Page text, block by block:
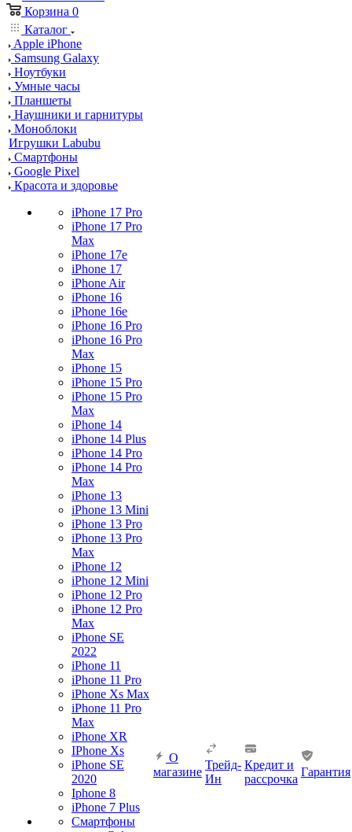
Корзина 0
Каталог
Apple iPhone
Samsung Galaxy
Ноутбуки
Умные часы
Планшеты
Наушники и гарнитуры
Моноблоки
Игрушки Labubu
Смартфоны
Google Pixel
Красота и здоровье
iPhone 17 Pro
iPhone 17 Pro
Max
iPhone 17e
iPhone 17
iPhone Air
iPhone 16
iPhone 16e
iPhone 16 Pro
iPhone 16 Pro
Max
iPhone 15
iPhone 15 Pro
iPhone 15 Pro
Max
iPhone 14
iPhone 14 Plus
iPhone 14 Pro
iPhone 14 Pro
Max
iPhone 13
iPhone 13 Mini
iPhone 13 Pro
iPhone 13 Pro
Max
iPhone 12
iPhone 12 Mini
iPhone 12 Pro
iPhone 12 Pro
Max
iPhone SE
2022
iPhone 11
iPhone 11 Pro
iPhone Xs Max
iPhone 11 Pro
Max
iPhone XR
IPhone Xs
iPhone SE
2020
Iphone 8
iPhone 7 Plus
Смартфоны
О
магазине
Трейд-
Ин
Кредит и
рассрочка
Гарантия